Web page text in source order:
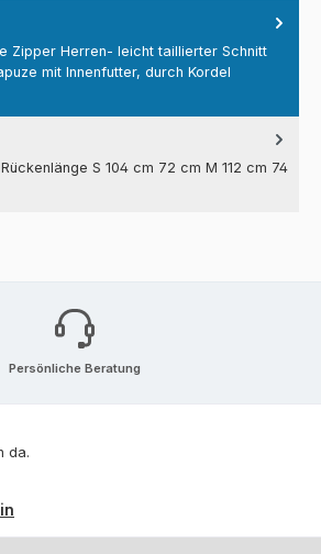
Zipper Herren- leicht taillierter Schnitt
mit Innenfutter, durch Kordel
S 104 cm 72 cm M 112 cm 74
Persönliche Beratung
da.